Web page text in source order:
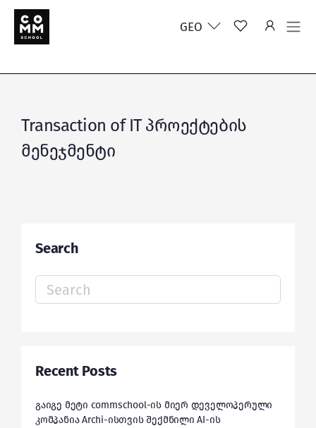
GEO
Transaction of IT პროექტების
მენეჯმენტი
Search
Search
for:
Recent Posts
გაიგე მეტი commschool-ის მიერ დეველოპერული
კომპანია Archi-ისთვის შექმნილი AI-ის